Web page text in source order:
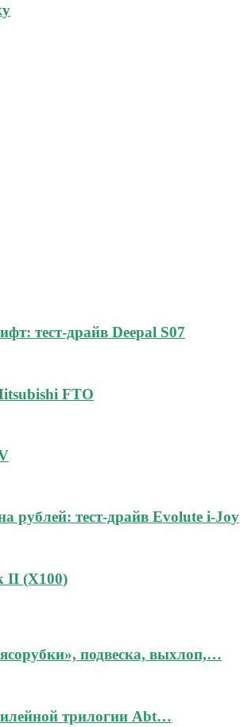
тест-драйв Deepal S07
FTO
рублей: тест-драйв Evolute i-Joy
II (Х100)
подвеска, выхлоп,…
трилогии Abt…